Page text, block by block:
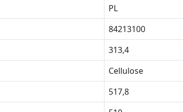
PL
84213100
313,4
Cellulose
517,8